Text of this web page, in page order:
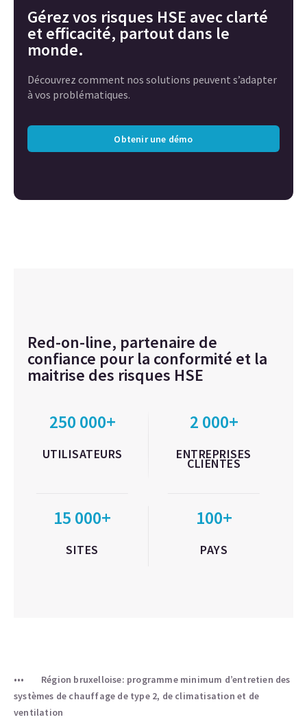
Gérez vos risques HSE avec clarté
et efficacité, partout dans le
monde.
Découvrez comment nos solutions peuvent s’adapter
à vos problématiques.
Obtenir une démo
Red-on-line, partenaire de
confiance pour la conformité et la
maitrise des risques HSE
250 000+
UTILISATEURS
2 000+
ENTREPRISES
CLIENTES
15 000+
SITES
100+
PAYS
Région bruxelloise: programme minimum d’entretien des
systèmes de chauffage de type 2, de climatisation et de
ventilation